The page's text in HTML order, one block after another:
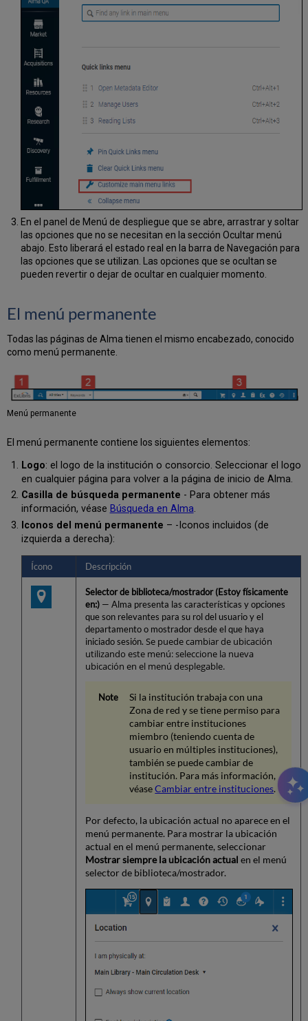
En el panel de Menú de despliegue que se abre, arrastrar y soltar
las opciones que no se necesitan en la sección Ocultar menú
abajo. Esto liberará el estado real en la barra de Navegación para
las opciones que se utilizan. Las opciones que se ocultan se
pueden revertir o dejar de ocultar en cualquier momento.
El menú permanente
Todas las páginas de Alma tienen el mismo encabezado, conocido
como menú permanente.
Menú permanente
El menú permanente contiene los siguientes elementos:
Logo: el logo de la institución o consorcio. Seleccionar el logo
en cualquier página para volver a la página de inicio de Alma.
Casilla de búsqueda permanente - Para obtener más
información, véase Búsqueda en Alma.
Iconos del menú permanente – -Iconos incluidos (de
izquierda a derecha):
Ícono Descripción
Selector de biblioteca/mostrador (Estoy físicamente
en:)— Alma presenta las características y opciones
que son relevantes para su rol del usuario y el
departamento o mostrador desde el que haya
iniciado sesión. Se puede cambiar de ubicación
utilizando este menú: seleccione la nueva
ubicación en el menú desplegable.
Si la institución trabaja con una
Zona de red y se tiene permiso para
cambiar entre instituciones
miembro (teniendo cuenta de
usuario en múltiples instituciones),
también se puede cambiar de
institución. Para más información,
véaseCambiar entre instituciones.
Por defecto, la ubicación actual no aparece en el
menú permanente. Para mostrar la ubicación
actual en el menú permanente, seleccionar
Mostrar siempre la ubicación actual en el menú
selector de biblioteca/mostrador.